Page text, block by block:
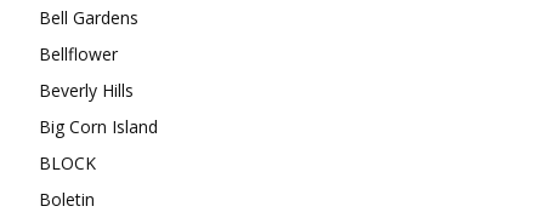
Bell Gardens
Bellflower
Beverly Hills
Big Corn Island
BLOCK
Boletin